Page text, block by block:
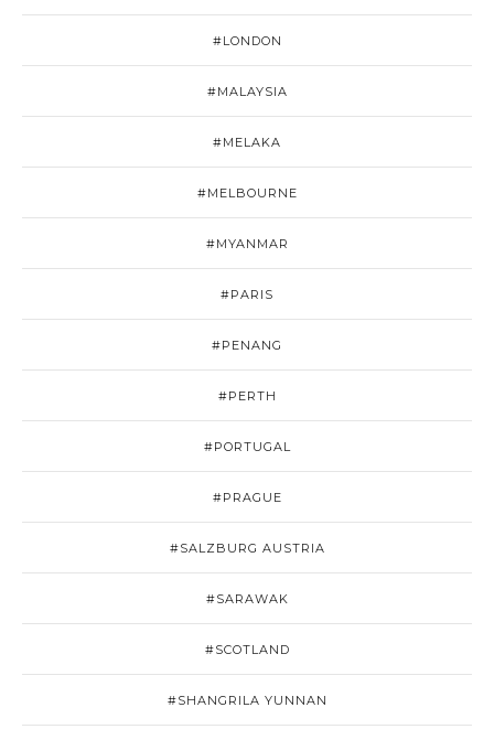
#LONDON
#MALAYSIA
#MELAKA
#MELBOURNE
#MYANMAR
#PARIS
#PENANG
#PERTH
#PORTUGAL
#PRAGUE
#SALZBURG AUSTRIA
#SARAWAK
#SCOTLAND
#SHANGRILA YUNNAN